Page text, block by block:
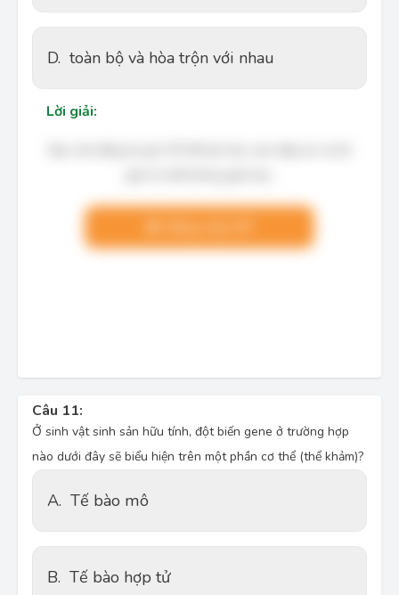
D. toàn bộ và hòa trộn với nhau
Lời giải:
Câu 11:
Ở sinh vật sinh sản hữu tính, đột biến gene ở trường hợp
nào dưới đây sẽ biểu hiện trên một phần cơ thể (thể khảm)?
A. Tế bào mô
B. Tế bào hợp tử